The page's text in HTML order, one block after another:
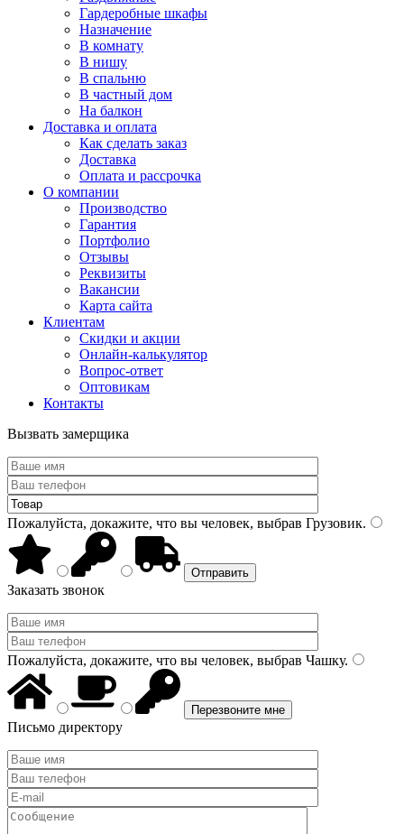
Гардеробные шкафы
Назначение
В комнату
В нишу
В спальню
В частный дом
На балкон
Доставка и оплата
Как сделать заказ
Доставка
Оплата и рассрочка
О компании
Производство
Гарантия
Портфолио
Отзывы
Реквизиты
Вакансии
Карта сайта
Клиентам
Скидки и акции
Онлайн-калькулятор
Вопрос-ответ
Оптовикам
Контакты
Вызвать замерщика
Пожалуйста, докажите, что вы человек, выбрав Грузовик.
Заказать звонок
Пожалуйста, докажите, что вы человек, выбрав Чашку.
Письмо директору